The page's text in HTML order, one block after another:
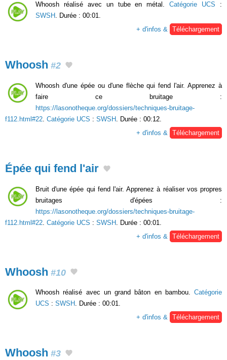
Whoosh réalisé avec un tube en métal.Catégorie UCS :
SWSH . Durée : 00:01.
+ d'infos & Téléchargement
Whoosh #2
Whoosh d'une épée ou d'une flèche qui fend l'air. Apprenez à
faire ce bruitage :
https://lasonotheque.org/dossiers/techniques-bruitage-
f112.html#22 Catégorie UCS : SWSH
. Durée : 00:12.
+ d'infos &
Téléchargement
Épée qui fend l'air
Bruit d'une épée qui fend l'air. Apprenez à réaliser vos propres
bruitages d'épées :
https://lasonotheque.org/dossiers/techniques-bruitage-
f112.html#22 Catégorie UCS : SWSH . Durée : 00:01.
+ d'infos &
Téléchargement
Whoosh #10
Whoosh réalisé avec un grand bâton en bambou. Catégorie
UCS : SWSH . Durée : 00:01.
+ d'infos & Téléchargement
Whoosh #3